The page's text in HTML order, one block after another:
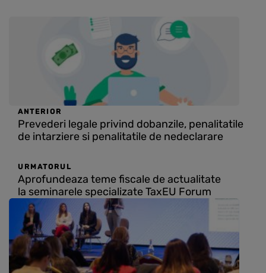
ANTERIOR
Prevederi legale privind dobanzile, penalitatile
de intarziere si penalitatile de nedeclarare
URMATORUL
Aprofundeaza teme fiscale de actualitate
la seminarele specializate TaxEU Forum